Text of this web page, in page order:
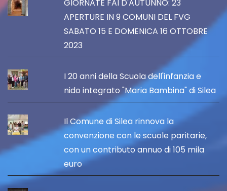
GIORNATE FAI D'AUTUNNO: 23
APERTURE IN 9 COMUNI DEL FVG
SABATO 15 E DOMENICA 16 OTTOBRE
2023
I 20 anni della Scuola dell'infanzia e
nido integrato "Maria Bambina" di Silea
Il Comune di Silea rinnova la
convenzione con le scuole paritarie,
con un contributo annuo di 105 mila
euro